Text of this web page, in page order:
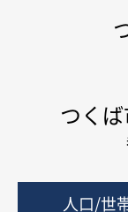
つく
人口/世